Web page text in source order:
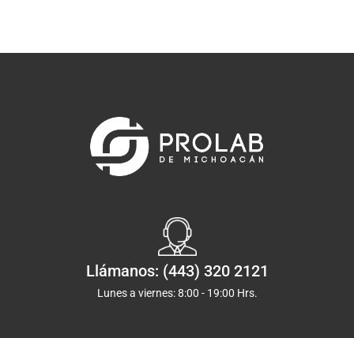
Llámanos: (443) 320 2121
Lunes a viernes: 8:00 - 19:00 Hrs.